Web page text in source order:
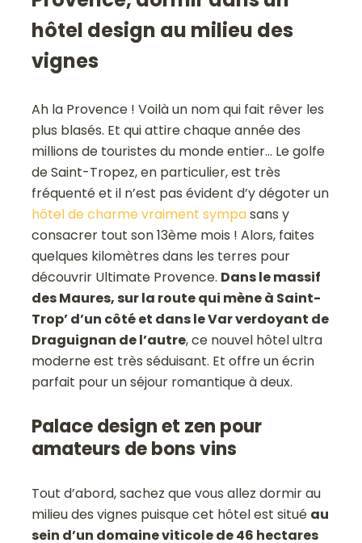
hôtel design au milieu des
vignes
Ah la Provence ! Voilà un nom qui fait rêver les
plus blasés. Et qui attire chaque année des
millions de touristes du monde entier… Le golfe
de Saint-Tropez, en particulier, est très
fréquenté et il n’est pas évident d’y dégoter un
hôtel de charme vraiment sympasans y
consacrer tout son 13ème mois ! Alors, faites
quelques kilomètres dans les terres pour
découvrir Ultimate Provence. Dans le massif
des Maures, sur la route qui mène à Saint-
Trop’ d’un côté et dans le Var verdoyant de
Draguignan de l’autre, ce nouvel hôtel ultra
moderne est très séduisant. Et offre un écrin
parfait pour un séjour romantique à deux.
Palace design et zen pour
amateurs de bons vins
Tout d’abord, sachez que vous allez dormir au
milieu des vignes puisque cet hôtel est situé au
sein d’un domaine viticole de 46 hectares